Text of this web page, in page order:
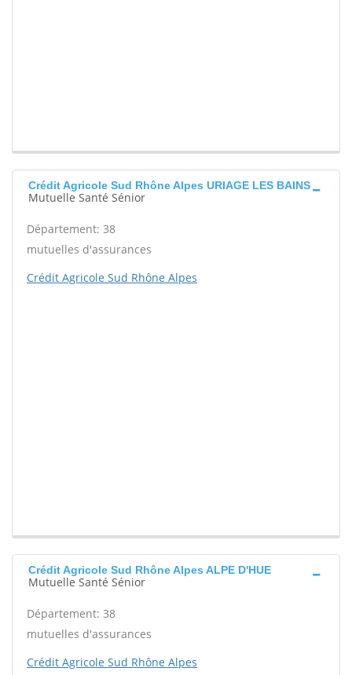
Crédit Agricole Sud Rhône Alpes URIAGE LES BAINS
Mutuelle Santé Sénior
Département: 38
mutuelles d'assurances
Crédit Agricole Sud Rhône Alpes
Crédit Agricole Sud Rhône Alpes ALPE D'HUE
Mutuelle Santé Sénior
Département: 38
mutuelles d'assurances
Crédit Agricole Sud Rhône Alpes